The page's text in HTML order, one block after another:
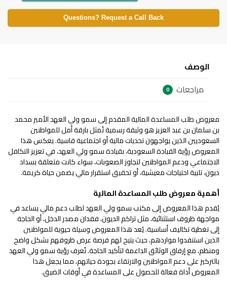
Questions? Request a Call Back
الوصف
مراجعات
0
معروض طلب المساعدة المالية المقدم إلى سمو ولي العهد الأمير محمد
بن سلمان بن عبد العزيز هو وثيقة رسمية تُمثل بارقة أمل للمواطنين
السعوديين الذين يواجهون تحديات مالية أو اجتماعية قاسية. يعكس هذا
المعروض رؤية القيادة السعودية، بقيادة سمو ولي العهد، في تعزيز التكافل
الاجتماعي ودعم المواطنين لتجاوز الصعوبات، سواء كانت متعلقة بسداد
ديون، تلبية احتياجات معيشية، أو تحقيق استقرار مالي يضمن حياة كريمة.
أهمية معروض طلب المساعدة المالية
يُقدم هذا المعروض إلى مكتب سمو ولي العهد لطلب دعم مالي يساعد في
مواجهة ظروف استثنائية، مثل تراكم الديون، فقدان مصدر الدخل، أو الحاجة
إلى تغطية تكاليف أساسية. يُعد هذا المعروض وسيلة حيوية للمواطنين
الذين استنفدوا مواردهم، حيث يتيح لهم فرصة عرض ظروفهم بشكل واضح
ومنظم، مع إرفاق الوثائق الداعمة لتأكيد الحاجة. تُعرف رؤية سمو ولي العهد
بالتركيز على دعم المواطنين والارتقاء بجودة حياتهم، مما يجعل هذا
المعروض أداة فعالة للحصول على المساعدة في أوقات الضيق.